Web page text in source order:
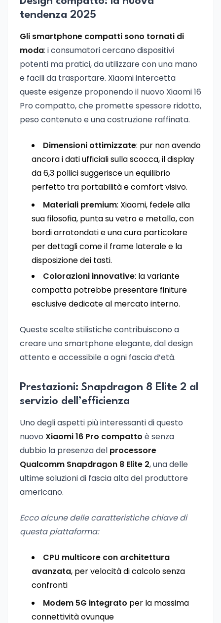
tendenza 2025
Gli smartphone compatti sono tornati di
moda: i consumatori cercano dispositivi
potenti ma pratici, da utilizzare con una mano
e facili da trasportare. Xiaomi intercetta
queste esigenze proponendo il nuovo Xiaomi 16
Pro compatto, che promette spessore ridotto,
peso contenuto e una costruzione raffinata.
Dimensioni ottimizzate: pur non avendo
ancora i dati ufficiali sulla scocca, il display
da 6,3 pollici suggerisce un equilibrio
perfetto tra portabilità e comfort visivo.
Materiali premium: Xiaomi, fedele alla
sua filosofia, punta su vetro e metallo, con
bordi arrotondati e una cura particolare
per dettagli come il frame laterale e la
disposizione dei tasti.
Colorazioni innovative: la variante
compatta potrebbe presentare finiture
esclusive dedicate al mercato interno.
Queste scelte stilistiche contribuiscono a
creare uno smartphone elegante, dal design
attento e accessibile a ogni fascia d’età.
Prestazioni: Snapdragon 8 Elite 2 al
servizio dell’efficienza
Uno degli aspetti più interessanti di questo
nuovo Xiaomi 16 Pro compatto è senza
dubbio la presenza del processore
Qualcomm Snapdragon 8 Elite 2, una delle
ultime soluzioni di fascia alta del produttore
americano.
Ecco alcune delle caratteristiche chiave di
questa piattaforma:
CPU multicore con architettura
avanzata, per velocità di calcolo senza
confronti
Modem 5G integrato per la massima
connettività ovunque